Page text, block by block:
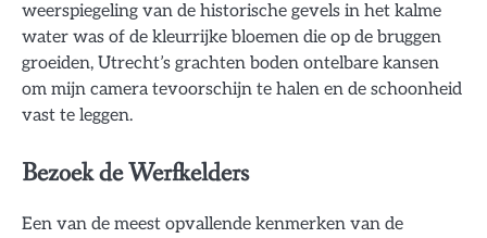
weerspiegeling van de historische gevels in het kalme
water was of de kleurrijke bloemen die op de bruggen
groeiden, Utrecht’s grachten boden ontelbare kansen
om mijn camera tevoorschijn te halen en de schoonheid
vast te leggen.
Bezoek de Werfkelders
Een van de meest opvallende kenmerken van de